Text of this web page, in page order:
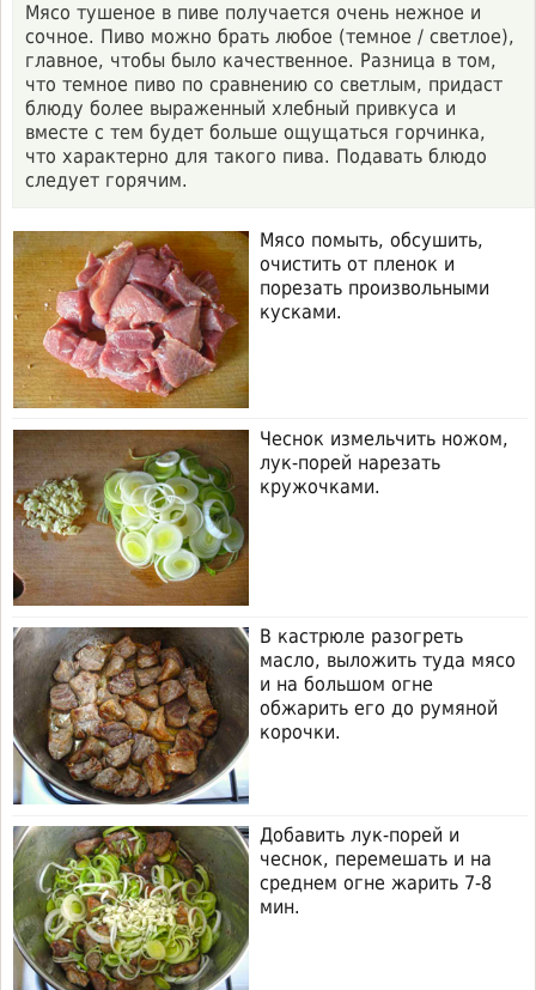
Мясо тушеное в пиве получается очень нежное и
сочное. Пиво можно брать любое (темное / светлое),
главное, чтобы было качественное. Разница в том,
что темное пиво по сравнению со светлым, придаст
блюду более выраженный хлебный привкуса и
вместе с тем будет больше ощущаться горчинка,
что характерно для такого пива. Подавать блюдо
следует горячим.
Мясо помыть, обсушить,
очистить от пленок и
порезать произвольными
кусками.
Чеснок измельчить ножом,
лук-порей нарезать
кружочками.
В кастрюле разогреть
масло, выложить туда мясо
и на большом огне
обжарить его до румяной
корочки.
Добавить лук-порей и
чеснок, перемешать и на
среднем огне жарить 7-8
мин.